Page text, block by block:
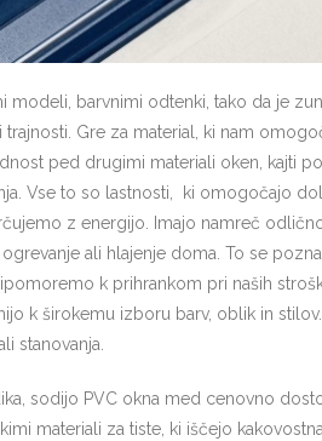
barvnimi odtenki, tako da je
trajnosti. Gre za material, ki nam
ped drugimi materiali oken, kajti
Vse to so lastnosti, ki omogočajo
z energijo. Imajo namreč
ali hlajenje doma. To se
k prihrankom pri naših
k širokemu izboru barv, oblik in
stanovanja.
sodijo PVC okna med cenovno
materiali za tiste, ki iščejo